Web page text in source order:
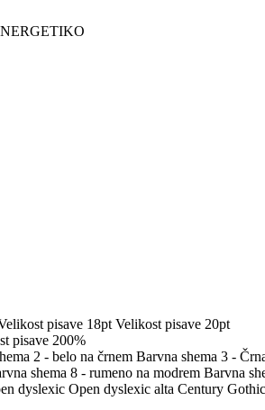
pisave 18pt Velikost pisave 20pt
pisave 200%
2 - belo na črnem Barvna shema 3 -
shema 8 - rumeno na modrem Barvna
dyslexic Open dyslexic alta Century